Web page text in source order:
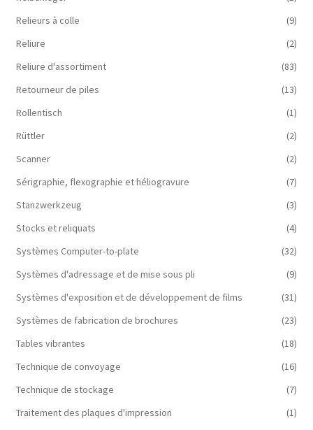
Relieurs à colle
(9)
Reliure
(2)
Reliure d'assortiment
(83)
Retourneur de piles
(13)
Rollentisch
(1)
Rüttler
(2)
Scanner
(2)
Sérigraphie, flexographie et héliogravure
(7)
Stanzwerkzeug
(3)
Stocks et reliquats
(4)
Systèmes Computer-to-plate
(32)
Systèmes d'adressage et de mise sous pli
(9)
Systèmes d'exposition et de développement de films
(31)
Systèmes de fabrication de brochures
(23)
Tables vibrantes
(18)
Technique de convoyage
(16)
Technique de stockage
(7)
Traitement des plaques d'impression
(1)